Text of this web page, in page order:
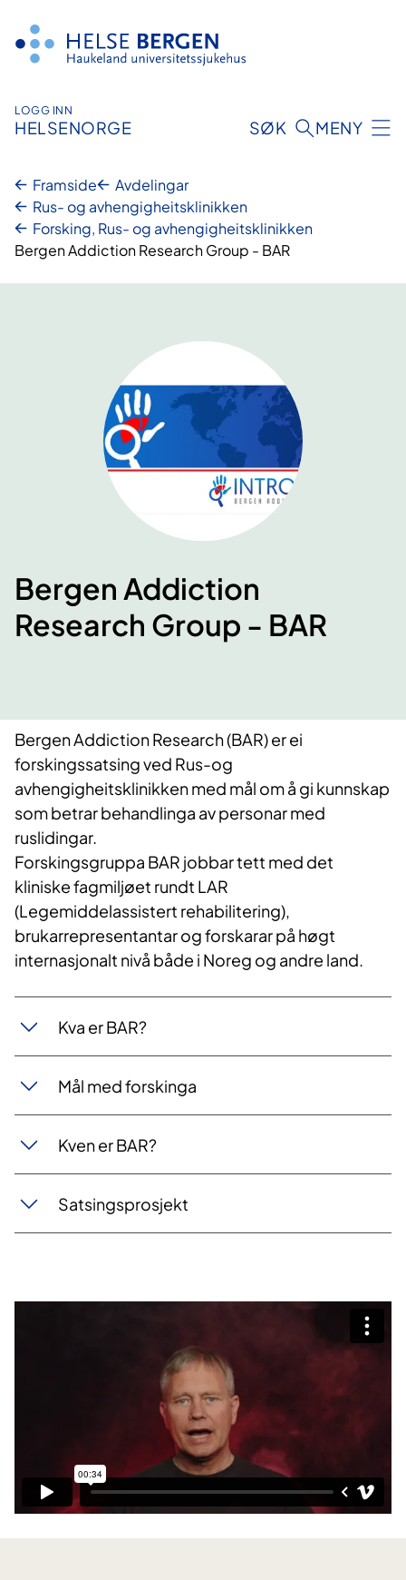
innhald
LOGG INN
HELSENORGE SØK MENY
Framside
Avdelingar
Rus- og avhengigheitsklinikken
Forsking, Rus- og avhengigheitsklinikken
Bergen Addiction Research Group - BAR
Bergen Addiction
Research Group - BAR
​Bergen Addiction Research (BAR) er ei
forskingssatsing ved Rus-og
avhengigheitsklinikken med mål om å gi kunnskap
som betrar behandlinga av personar med
ruslidingar.
Forskingsgruppa BAR jobbar tett med det
kliniske fagmiljøet rundt LAR
(Legemiddelassistert rehabilitering),
brukarrepresentantar og forskarar på høgt
internasjonalt nivå både i Noreg og andre land.
​Kva er BAR?
Mål med forskinga
Kven er BAR?
Satsingsprosjekt